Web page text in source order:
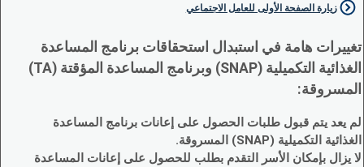
زيارة الصفحة الأولى للعامل الاجتماعي
تغييرات هامة في استبدال استحقاقات برنامج المساعدة
الغذائية التكميلية (SNAP) وبرنامج المساعدة المؤقتة (TA)
المسروقة:
لم يعد يتم قبول طلبات الحصول على إعانات برنامج المساعدة
الغذائية التكميلية (SNAP) المسروقة.
لا يزال بإمكان الأسر التقدم بطلب للحصول على إعانات المساعدة